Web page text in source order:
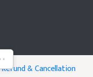
Refund & Cancellation